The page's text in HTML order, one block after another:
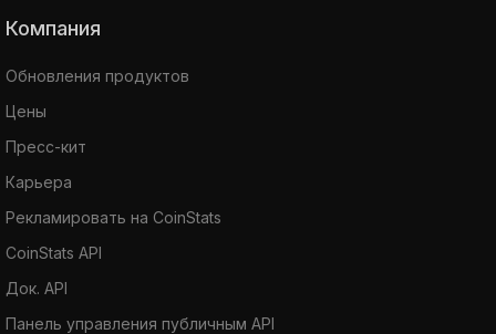
Компания
Обновления продуктов
Цены
Пресс-кит
Карьера
Рекламировать на CoinStats
CoinStats API
Док. API
Панель управления публичным API